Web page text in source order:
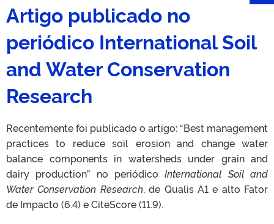
Artigo publicado no
periódico International Soil
and Water Conservation
Research
Recentemente foi publicado o artigo: “Best management
practices to reduce soil erosion and change water
balance components in watersheds under grain and
dairy production” no periódicoInternational Soil and
Water Conservation Research, de Qualis A1 e alto Fator
de Impacto (6.4) e CiteScore (11.9).